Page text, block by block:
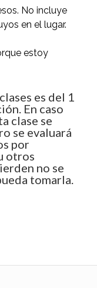
No incluye
en el lugar.
estoy
es del 1
En caso
clase se
se evaluará
por
otros
no se
tomarla.